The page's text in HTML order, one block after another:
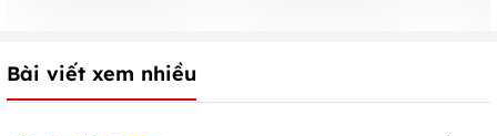
Bài viết xem nhiều